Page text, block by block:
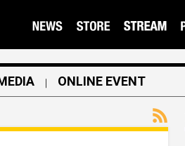
｜ ONLINE EVENT